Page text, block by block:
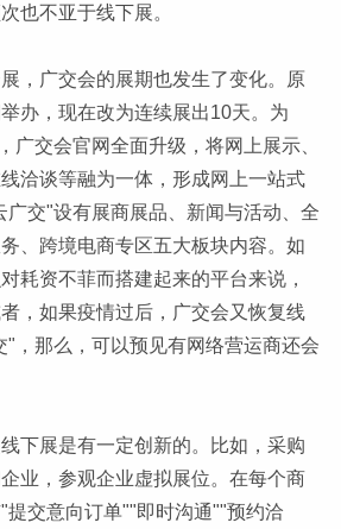
也不亚于线下展。
，广交会的展期也发生了变化。原
办，现在改为连续展出10天。为
广交会官网全面升级，将网上展示、
洽谈等融为一体，形成网上一站式
广交"设有展商展品、新闻与活动、全
、跨境电商专区五大板块内容。如
耗资不菲而搭建起来的平台来说，
，如果疫情过后，广交会又恢复线
"，那么，可以预见有网络营运商还会
下展是有一定创新的。比如，采购
业，参观企业虚拟展位。在每个商
提交意向订单""即时沟通""预约洽